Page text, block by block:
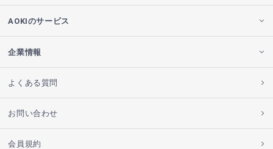
AOKIのサービス
企業情報
よくある質問
お問い合わせ
会員規約